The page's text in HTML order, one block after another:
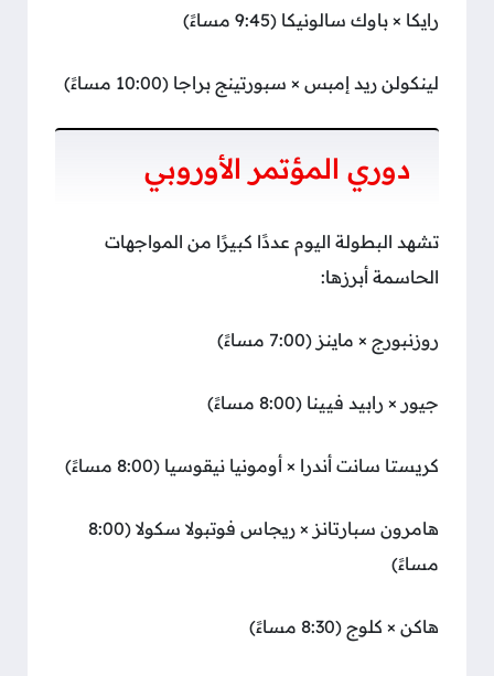
رايكا × باوك سالونيكا (9:45 مساءً)
لينكولن ريد إمبس × سبورتينج براجا (10:00 مساءً)
دوري المؤتمر الأوروبي
تشهد البطولة اليوم عددًا كبيرًا من المواجهات
الحاسمة أبرزها:
روزنبورج × ماينز (7:00 مساءً)
جيور × رابيد فيينا (8:00 مساءً)
كريستا سانت أندرا × أومونيا نيقوسيا (8:00 مساءً)
هامرون سبارتانز × ريجاس فوتبولا سكولا (8:00
مساءً)
هاكن × كلوج (8:30 مساءً)